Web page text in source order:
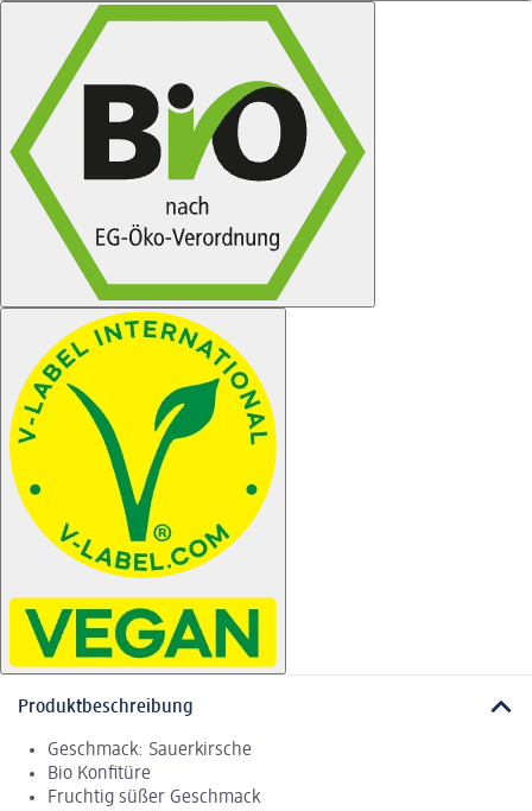
Produktbeschreibung
Geschmack: Sauerkirsche
Bio Konfitüre
Fruchtig süßer Geschmack